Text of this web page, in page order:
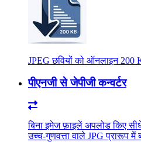
JPEG छवियों को ऑनलाइन
पीएनजी से जेपीजी कन्वर्टर
बिना इमेज फ़ाइलें अपलोड किए
उच्च-गुणवत्ता वाले JPG प्रारूप में